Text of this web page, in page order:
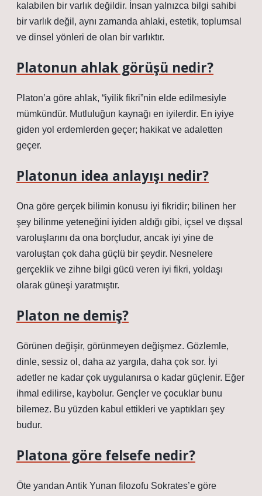
kalabilen bir varlık değildir. İnsan yalnızca bilgi sahibi
bir varlık değil, aynı zamanda ahlaki, estetik, toplumsal
ve dinsel yönleri de olan bir varlıktır.
Platonun ahlak görüşü nedir?
Platon’a göre ahlak, “iyilik fikri”nin elde edilmesiyle
mümkündür. Mutluluğun kaynağı en iyilerdir. En iyiye
giden yol erdemlerden geçer; hakikat ve adaletten
geçer.
Platonun idea anlayışı nedir?
Ona göre gerçek bilimin konusu iyi fikridir; bilinen her
şey bilinme yeteneğini iyiden aldığı gibi, içsel ve dışsal
varoluşlarını da ona borçludur, ancak iyi yine de
varoluştan çok daha güçlü bir şeydir. Nesnelere
gerçeklik ve zihne bilgi gücü veren iyi fikri, yoldaşı
olarak güneşi yaratmıştır.
Platon ne demiş?
Görünen değişir, görünmeyen değişmez. Gözlemle,
dinle, sessiz ol, daha az yargıla, daha çok sor. İyi
adetler ne kadar çok uygulanırsa o kadar güçlenir. Eğer
ihmal edilirse, kaybolur. Gençler ve çocuklar bunu
bilemez. Bu yüzden kabul ettikleri ve yaptıkları şey
budur.
Platona göre felsefe nedir?
Öte yandan Antik Yunan filozofu Sokrates’e göre